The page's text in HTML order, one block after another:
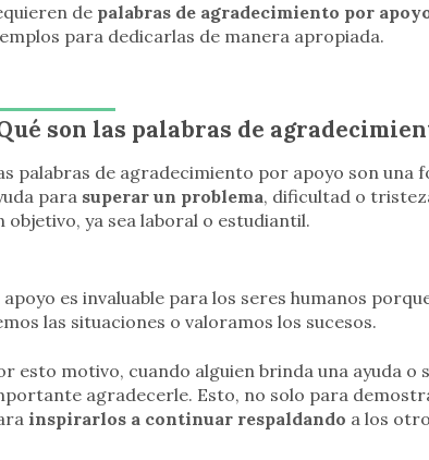
de palabras de agradecimiento por
para dedicarlas de manera apropiada.
son las palabras de
palabras de agradecimiento por apoyo son
para superar un problema, dificultad o
objetivo, ya sea laboral o estudiantil.
apoyo es invaluable para los seres humanos
las situaciones o valoramos los sucesos.
esto motivo, cuando alguien brinda una ayuda
agradecerle. Esto, no solo para
inspirarlos a continuar respaldando a los